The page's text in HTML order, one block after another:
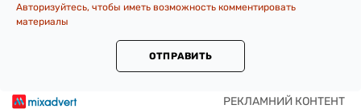
Авторизуйтесь, чтобы иметь возможность комментировать
материалы
ОТПРАВИТЬ